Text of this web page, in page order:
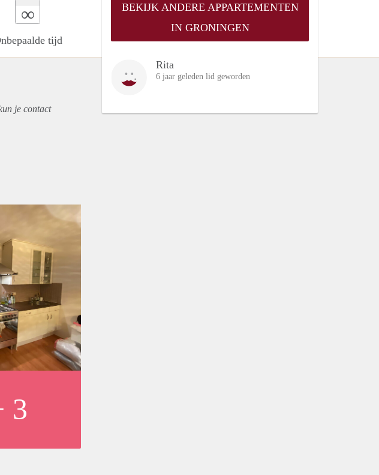
∞
tijd
BEKIJK ANDERE APPARTEMENTEN
IN GRONINGEN
Rita
6 jaar geleden lid geworden
je contact
3